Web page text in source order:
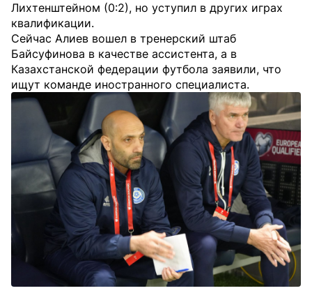
Лихтенштейном (0:2), но уступил в других играх
квалификации.
Сейчас Алиев вошел в тренерский штаб
Байсуфинова в качестве ассистента, а в
Казахстанской федерации футбола заявили, что
ищут команде иностранного специалиста.